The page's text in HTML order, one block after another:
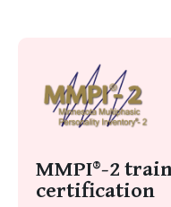
MMPI®-2
certification